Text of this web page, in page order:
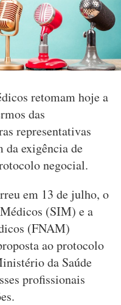
retomam hoje a
das
representativas
da exigência de
negocial.
em 13 de julho, o
(SIM) e a
(FNAM)
ao protocolo
da Saúde
profissionais